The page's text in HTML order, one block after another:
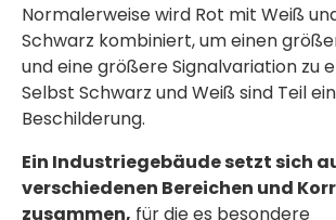
Normalerweise wird Rot mit Weiß
Schwarz kombiniert, um einen
und eine größere Signalvariation zu
Selbst Schwarz und Weiß sind Teil
Beschilderung.
Ein Industriegebäude setzt sich
verschiedenen Bereichen und
zusammen, für die es besondere